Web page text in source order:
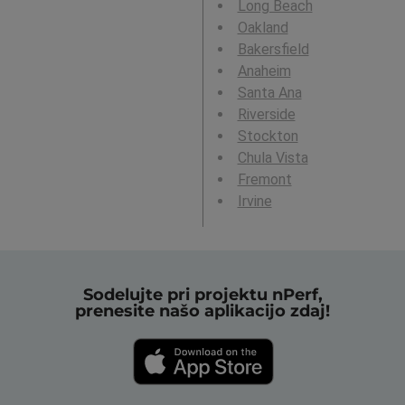
Long Beach
Oakland
Bakersfield
Anaheim
Santa Ana
Riverside
Stockton
Chula Vista
Fremont
Irvine
Sodelujte pri projektu nPerf,
prenesite našo aplikacijo zdaj!